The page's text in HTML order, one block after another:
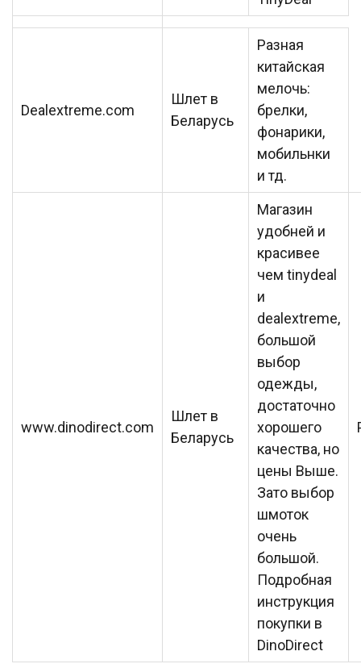
Dealextreme.com
Шлет в
Беларусь
Разная
китайская
мелочь:
брелки,
фонарики,
мобильнки
и тд.
www.dinodirect.com
Шлет в
Беларусь
Магазин
удобней и
красивее
чем tinydeal
и
dealextreme,
большой
выбор
одежды,
достаточно
хорошего
качества, но
цены Выше.
Зато выбор
шмоток
очень
большой.
Подробная
инструкция
покупки в
DinoDirect